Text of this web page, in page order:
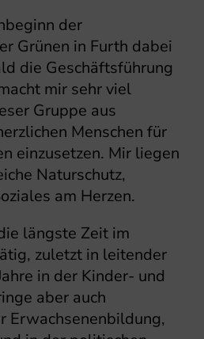
der
Grünen in Furth dabei
die Geschäftsführung
mir sehr viel
Gruppe aus
Menschen für
einzusetzen. Mir liegen
Naturschutz,
am Herzen.
längste Zeit im
zuletzt in leitender
in der Kinder- und
aber auch
Erwachsenenbildung,